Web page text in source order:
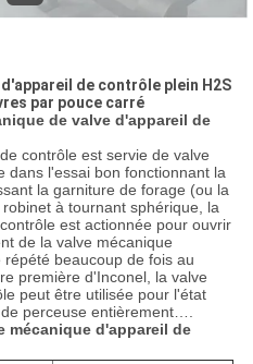
de contrôle plein H2S
par pouce carré
de valve d'appareil de
contrôle est servie de valve
dans l'essai bon fonctionnant la
la garniture de forage (ou la
à tournant sphérique, la
est actionnée pour ouvrir
de la valve mécanique
beaucoup de fois au
première d'Inconel, la valve
peut être utilisée pour l'état
perceuse entièrement….
mécanique d'appareil de